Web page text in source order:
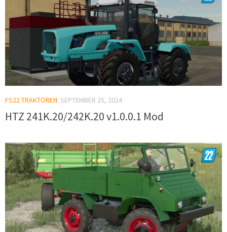
FS22 TRAKTOREN SEPTEMBER 25, 2024
HTZ 241K.20/242K.20 v1.0.0.1 Mod